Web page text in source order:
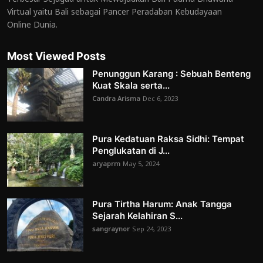
Virtual yaitu Bali sebagai Pancer Peradaban Kebudayaan
Online Dunia.
Most Viewed Posts
Penunggun Karang : Sebuah Benteng
Kuat Skala serta...
Candra Arisma Dec 6, 2023
Pura Kedatuan Raksa Sidhi: Tempat
Penglukatan di J...
aryaprm May 5, 2024
Pura Tirtha Harum: Anak Tangga
Sejarah Kelahiran S...
sangraynor Sep 24, 2023